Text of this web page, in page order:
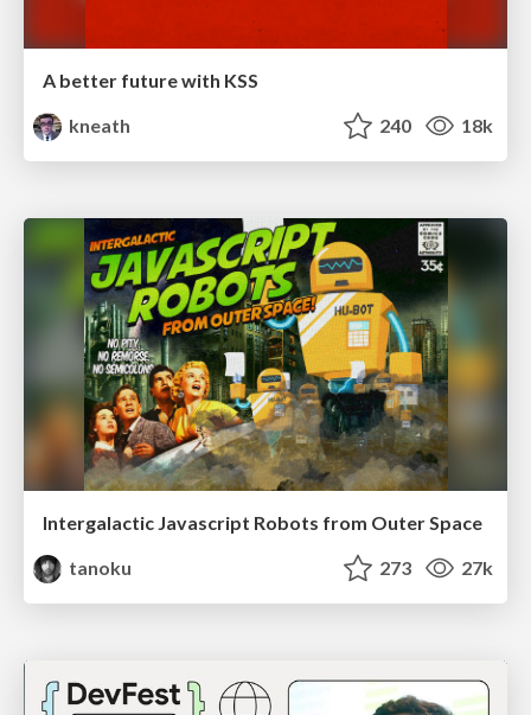
A better future with KSS
kneath
240 18k
Intergalactic Javascript Robots from Outer Space
tanoku
273 27k